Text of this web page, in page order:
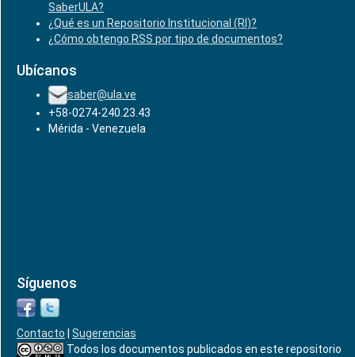
SaberULA?
¿Qué es un Repositorio Institucional (RI)?
¿Cómo obtengo RSS por tipo de documentos?
Ubícanos
saber@ula.ve
+58-0274-240.23.43
Mérida - Venezuela
Síguenos
Contacto
Sugerencias
Todos los documentos publicados en este repositorio